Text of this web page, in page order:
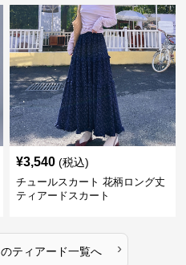
¥3,540 (税込)
チュールスカート 花柄ロング丈
ティアードスカート
のティアード一覧へ ›